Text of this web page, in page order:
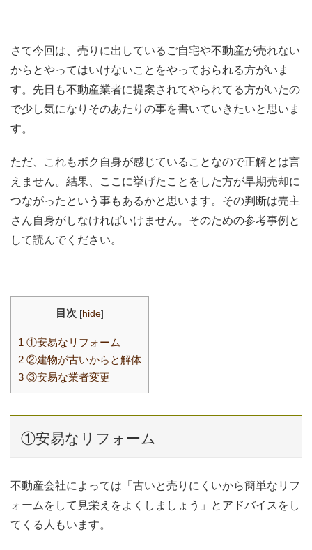
k
さて今回は、売りに出しているご自宅や不動産が売れない
からとやってはいけないことをやっておられる方がいま
す。先日も不動産業者に提案されてやられてる方がいたの
で少し気になりそのあたりの事を書いていきたいと思いま
す。
ただ、これもボク自身が感じていることなので正解とは言
えません。結果、ここに挙げたことをした方が早期売却に
つながったという事もあるかと思います。その判断は売主
さん自身がしなければいけません。そのための参考事例と
して読んでください。
目次 [hide]
1 ①安易なリフォーム
2 ②建物が古いからと解体
3 ③安易な業者変更
①安易なリフォーム
不動産会社によっては「古いと売りにくいから簡単なリフ
ォームをして見栄えをよくしましょう」とアドバイスをし
てくる人もいます。